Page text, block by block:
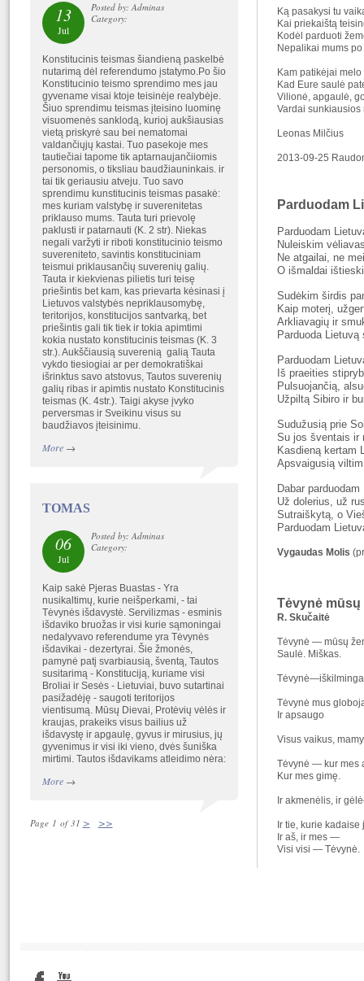
Ką pasakysi tu
Kai priekaištą
Kodėl parduoti
Nepalikai mums
Kam patikėjai
Kad Eure saulė
Vilionė, apgaulė,
Vardai
Leonas Milčius
2013-09-25
Parduodam
Parduodam
Nuleiskim
Ne atgailai, ne
O išmaldai
Sudėkim širdis
Kaip moterį,
Arkliavagių ir
Parduoda
Parduodam
Iš praeities
Pulsuojančią,
Užpiltą Sibiro ir
Sudužusią prie
Su jos šventais ir
Kasdieną kertam
Apsvaigusią
Dabar
Už dolerius, už
Sutraiškytą, o
Parduodam
Vygaudas Molis
Tėvynė mūsų
R. Skučaitė
Tėvynė — mūsų
Saulė. Miškas.
Tėvynė mus
Ir apsaugo
Visus vaikus,
Tėvynė — kur mes
Kur mes gimę.
Ir akmenėlis, ir
Ir tie, kurie
Ir aš, ir mes —
Visi visi — Tėvynė.
13
Jul
Posted by: Adminas
Category:
Konstitucinis teismas šiandieną paskelbė
nutarimą dėl referendumo įstatymo.Po šio
Konstitucinio teismo sprendimo mes jau
gyvename visai ktoje teisinėje realybėje.
Šiuo sprendimu teismas įteisino luominę
visuomenės sanklodą, kurioj aukšiausias
vietą priskyrė sau bei nematomai
valdančiųjų kastai. Tuo pasekoje mes
tautiečiai tapome tik aptarnaujančiiomis
personomis, o tiksliau baudžiauninkais. ir
tai tik geriausiu atveju. Tuo savo
sprendimu kunstitucinis teismas pasakė:
mes kuriam valstybę ir suverenitetas
priklauso mums. Tauta turi prievolę
paklusti ir patarnauti (K. 2 str). Niekas
negali varžyti ir riboti konstitucinio teismo
suvereniteto, savintis konstituciniam
teismui priklausančių suverenių galių.
Tauta ir kiekvienas pilietis turi teisę
priešintis bet kam, kas prievarta kėsinasi į
Lietuvos valstybės nepriklausomybę,
teritorijos, konstitucijos santvarką, bet
priešintis gali tik tiek ir tokia apimtimi
kokia nustato konstitucinis teismas (K. 3
str.). Aukščiausią suverenią galią Tauta
vykdo tiesiogiai ar per demokratiškai
išrinktus savo atstovus, Tautos suverenių
galių ribas ir apimtis nustato Konstitucinis
teismas (K. 4str.). Taigi akyse įvyko
perversmas ir Sveikinu visus su
baudžiavos įteisinimu.
More→
TOMAS
06
Jul
Posted by: Adminas
Category:
Kaip sakė Pjeras Buastas - Yra
nusikaltimų, kurie neišperkami, - tai
Tėvynės išdavystė. Servilizmas - esminis
išdaviko bruožas ir visi kurie sąmoningai
nedalyvavo referendume yra Tėvynės
išdavikai - dezertyrai. Šie žmonės,
pamynė patį svarbiausią, šventą, Tautos
susitarimą - Konstituciją, kuriame visi
Broliai ir Sesės - Lietuviai, buvo sutartinai
pasižadėję - saugoti teritorijos
vientisumą. Mūsų Dievai, Protėvių vėlės ir
kraujas, prakeiks visus bailius už
išdavystę ir apgaulę, gyvus ir mirusius, jų
gyvenimus ir visi iki vieno, dvės šuniška
mirtimi. Tautos išdavikams atleidimo nėra:
More→
Page 1 of 31 > >>